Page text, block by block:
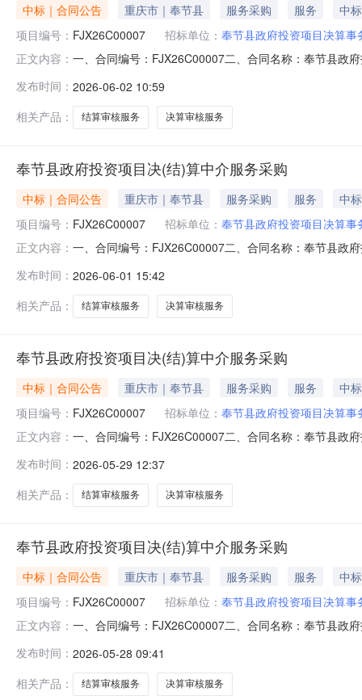
中标｜合同公告 重庆市｜奉节县 服务采购 服务
中
项目编号： FJX26C00007 招标单位： 奉节县政府投资项目决算事
正文内容： 一、合同编号：FJX26C00007二、合同名称：奉节县政
2号北城艺术大厦11楼联系方式：13640521457六、合
审核服
发布时间： 2026-06-02 10:59
相关产品：
结算审核服务 决算审核服务
奉节县政府投资项目决(结)算中介服务采购
中标｜合同公告 重庆市｜奉节县 服务采购 服务
中
项目编号： FJX26C00007 招标单位： 奉节县政府投资项目决算事
正文内容： 一、合同编号：FJX26C00007二、合同名称：奉节县政
西兴街道丹枫路676号香溢大厦13层1301室联系方式：
政
发布时间： 2026-06-01 15:42
相关产品：
结算审核服务 决算审核服务
奉节县政府投资项目决(结)算中介服务采购
中标｜合同公告 重庆市｜奉节县 服务采购 服务
中
项目编号： FJX26C00007 招标单位： 奉节县政府投资项目决算事
正文内容： 一、合同编号：FJX26C00007二、合同名称：奉节县政
红锦大道613号2幢2-4联系方式：18883155643六、合
审
发布时间： 2026-05-29 12:37
相关产品：
结算审核服务 决算审核服务
奉节县政府投资项目决(结)算中介服务采购
中标｜合同公告 重庆市｜奉节县 服务采购 服务
中
项目编号： FJX26C00007 招标单位： 奉节县政府投资项目决算事
正文内容： 一、合同编号：FJX26C00007二、合同名称：奉节县政
27号26-1至26-25联系方式：13996214479六、合同主
发布时间： 2026-05-28 09:41
相关产品：
结算审核服务 决算审核服务